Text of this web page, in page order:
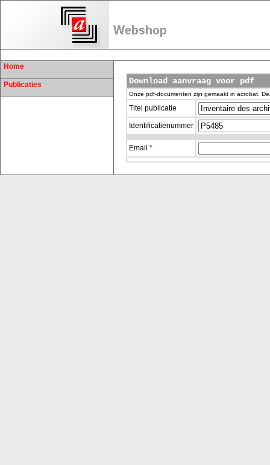
Home
Publicaties Download aanvraag voor pdf
Onze pdf-documenten zijn gemaakt in acrobat.
Titel publicatie
Identificatienummer
Email *